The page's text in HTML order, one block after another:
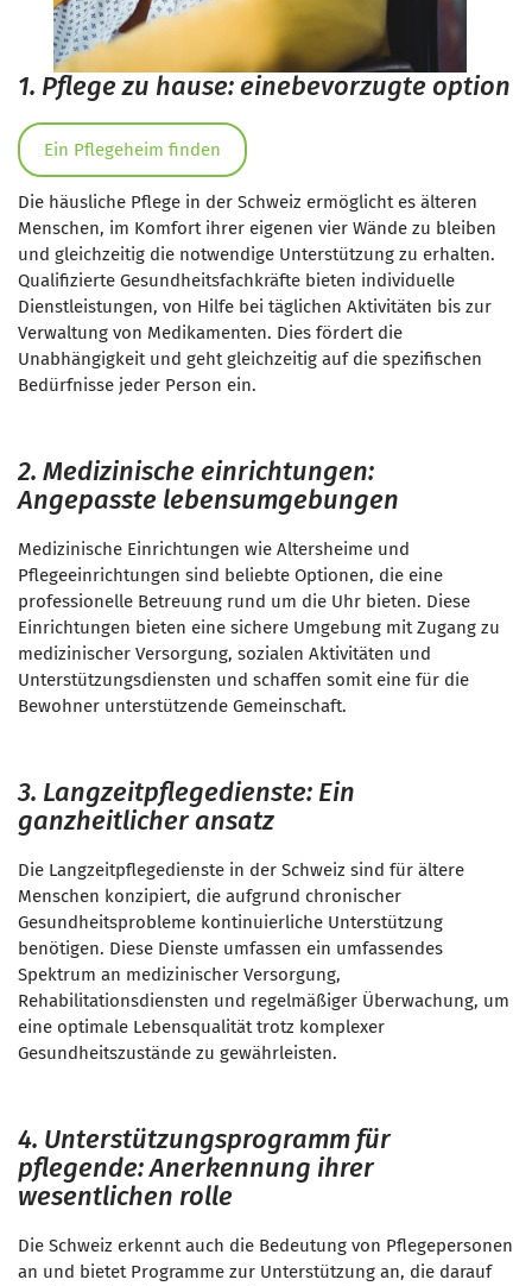
1. Pflege zu hause: einebevorzugte option
Ein Pflegeheim finden
Die häusliche Pflege in der Schweiz ermöglicht es älteren
Menschen, im Komfort ihrer eigenen vier Wände zu bleiben
und gleichzeitig die notwendige Unterstützung zu erhalten.
Qualifizierte Gesundheitsfachkräfte bieten individuelle
Dienstleistungen, von Hilfe bei täglichen Aktivitäten bis zur
Verwaltung von Medikamenten. Dies fördert die
Unabhängigkeit und geht gleichzeitig auf die spezifischen
Bedürfnisse jeder Person ein.
2. Medizinische einrichtungen:
Angepasste lebensumgebungen
Medizinische Einrichtungen wie Altersheime und
Pflegeeinrichtungen sind beliebte Optionen, die eine
professionelle Betreuung rund um die Uhr bieten. Diese
Einrichtungen bieten eine sichere Umgebung mit Zugang zu
medizinischer Versorgung, sozialen Aktivitäten und
Unterstützungsdiensten und schaffen somit eine für die
Bewohner unterstützende Gemeinschaft.
3. Langzeitpflegedienste: Ein
ganzheitlicher ansatz
Die Langzeitpflegedienste in der Schweiz sind für ältere
Menschen konzipiert, die aufgrund chronischer
Gesundheitsprobleme kontinuierliche Unterstützung
benötigen. Diese Dienste umfassen ein umfassendes
Spektrum an medizinischer Versorgung,
Rehabilitationsdiensten und regelmäßiger Überwachung, um
eine optimale Lebensqualität trotz komplexer
Gesundheitszustände zu gewährleisten.
4. Unterstützungsprogramm für
pflegende: Anerkennung ihrer
wesentlichen rolle
Die Schweiz erkennt auch die Bedeutung von Pflegepersonen
an und bietet Programme zur Unterstützung an, die darauf